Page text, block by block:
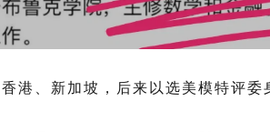
港、新加坡，后来以选美模特评委